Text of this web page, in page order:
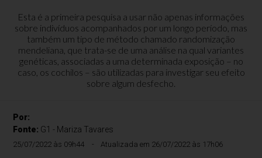
Esta é a primeira pesquisa a usar não apenas informações
sobre indivíduos acompanhados por um longo período, mas
também um tipo de método chamado randomização
mendeliana, que trata-se de uma análise na qual variantes
genéticas, associadas a uma determinada exposição – no
caso, os cochilos – são utilizadas para investigar seu efeito
sobre algum desfecho.
Por:
Fonte: G1 - Mariza Tavares
25/07/2022 às 09h44 Atualizada em 26/07/2022 às 17h06